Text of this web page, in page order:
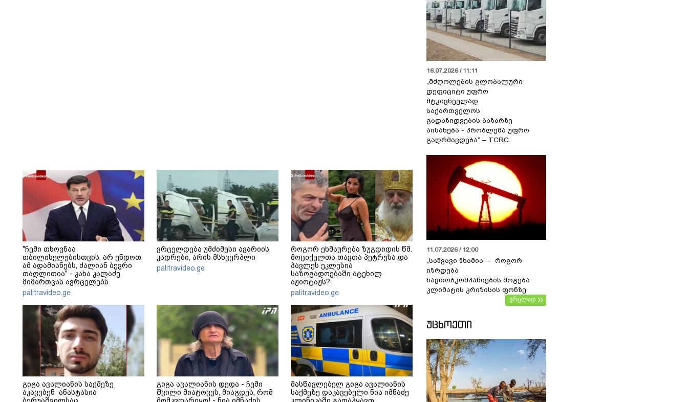
"ჩემი თხოვნაა
თბილისელებისთვის, არ ენდოთ
ამ ადამიანებს, ძალიან ბევრი
თაღლითია" - კახა კალაძე
მიმართვას ავრცელებს
palitravideo.ge
ვრცელდება უმძიმესი ავარიის
კადრები, არის მსხვერპლი
palitravideo.ge
როგორ ეხმაურება ზუგდიდის წმ.
მოციქულთა თავთა პეტრესა და
პავლეს ეკლესია
საზოგადოებაში ატეხილ
აჟიოტაჟს?
palitravideo.ge
გიგა ავალიანის საქმეზე
აკავებენ ანასტასია
გიგა ავალიანის დედა - ჩემი
შვილი მიატოვეს, მიაგდეს, რომ
მასწავლებელ გიგა ავალიანის
საქმეზე დაკავებული ნია იმნაძე
16.07.2026 / 11:11
„მძღოლების გლობალური
დეფიციტი უფრო
მტკივნეულად
საქართველოს
გადაზიდვების ბაზარზე
აისახება - პრობლემა უფრო
გაღრმავდება“ – TCRC
11.07.2026 / 12:00
„საწვავი შხამია“ - როგორ
იზრდება
ნავთობკომპანიების მოგება
კლიმატის კრიზისის ფონზე
ვრცლად
ᲣᲪᲮᲝᲔᲗᲘ